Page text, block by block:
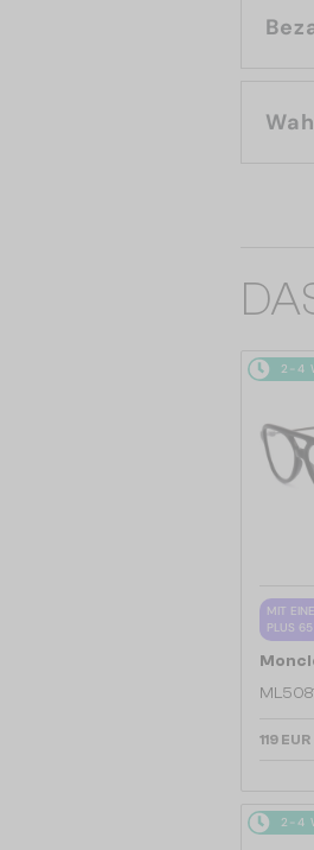
2-4
MIT
PLUS
119 EUR
2-4